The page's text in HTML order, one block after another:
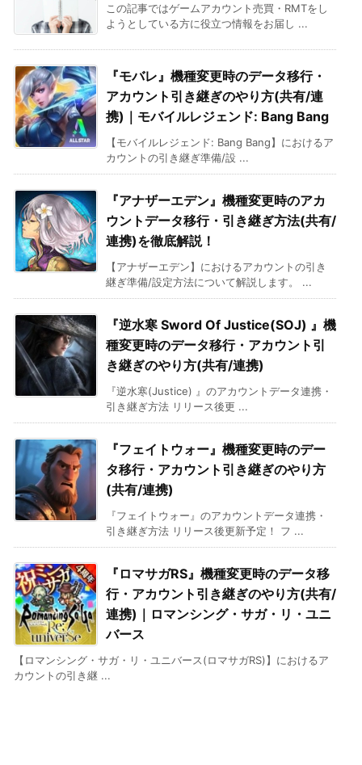
この記事ではゲームアカウント売買・RMTをし
ようとしている方に役立つ情報をお届し ...
『モバレ』機種変更時のデータ移行・
アカウント引き継ぎのやり方(共有/連
携)｜モバイルレジェンド: Bang Bang
【モバイルレジェンド: Bang Bang】におけるア
カウントの引き継ぎ準備/設 ...
『アナザーエデン』機種変更時のアカ
ウントデータ移行・引き継ぎ方法(共有/
連携)を徹底解説！
【アナザーエデン】におけるアカウントの引き
継ぎ準備/設定方法について解説します。 ...
『逆水寒 Sword Of Justice(SOJ) 』機
種変更時のデータ移行・アカウント引
き継ぎのやり方(共有/連携)
『逆水寒(Justice) 』のアカウントデータ連携・
引き継ぎ方法 リリース後更 ...
『フェイトウォー』機種変更時のデー
タ移行・アカウント引き継ぎのやり方
(共有/連携)
『フェイトウォー』のアカウントデータ連携・
引き継ぎ方法 リリース後更新予定！ フ ...
『ロマサガRS』機種変更時のデータ移
行・アカウント引き継ぎのやり方(共有/
連携)｜ロマンシング・サガ・リ・ユニ
バース
【ロマンシング・サガ・リ・ユニバース(ロマサガRS)】におけるア
カウントの引き継 ...